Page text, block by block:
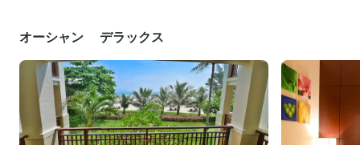
オーシャン デラックス